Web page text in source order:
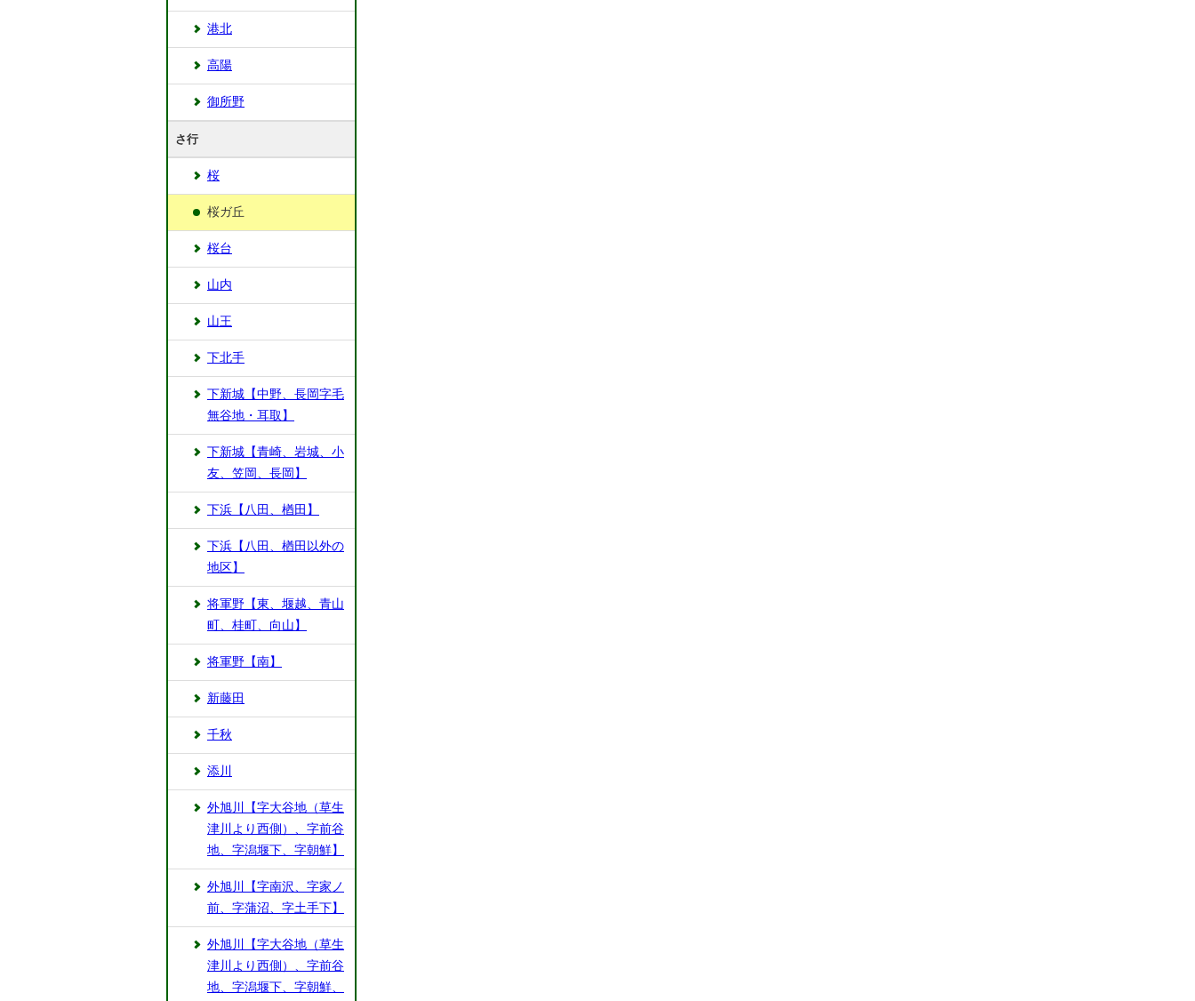
港北
高陽
御所野
さ行
桜
桜ガ丘
桜台
山内
山王
下北手
下新城【中野、長岡字毛
無谷地・耳取】
下新城【青崎、岩城、小
友、笠岡、長岡】
下浜【八田、楢田】
下浜【八田、楢田以外の
地区】
将軍野【東、堰越、青山
町、桂町、向山】
将軍野【南】
新藤田
千秋
添川
外旭川【字大谷地（草生
津川より西側）、字前谷
地、字潟堰下、字朝鮮】
外旭川【字南沢、字家ノ
前、字蒲沼、字土手下】
外旭川【字大谷地（草生
津川より西側）、字前谷
地、字潟堰下、字朝鮮、